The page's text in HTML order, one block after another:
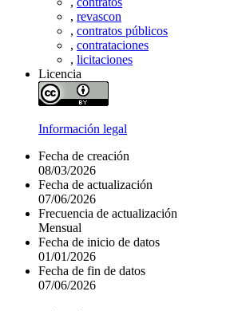
, revascon
, contratos públicos
, contrataciones
, licitaciones
Licencia
Información legal
Fecha de creación
08/03/2026
Fecha de actualización
07/06/2026
Frecuencia de actualización
Mensual
Fecha de inicio de datos
01/01/2026
Fecha de fin de datos
07/06/2026